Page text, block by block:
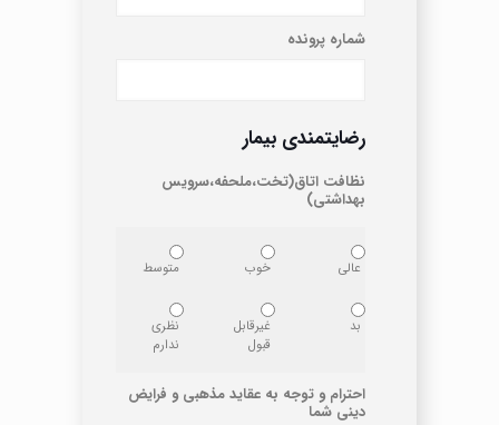
شماره پرونده
رضایتمندی بیمار
نظافت اتاق(تخت،ملحفه،سرویس
بهداشتی)
عالی خوب متوسط
بد
غیرقابل
قبول
نظری
ندارم
احترام و توجه به عقاید مذهبی و فرایض
دینی شما